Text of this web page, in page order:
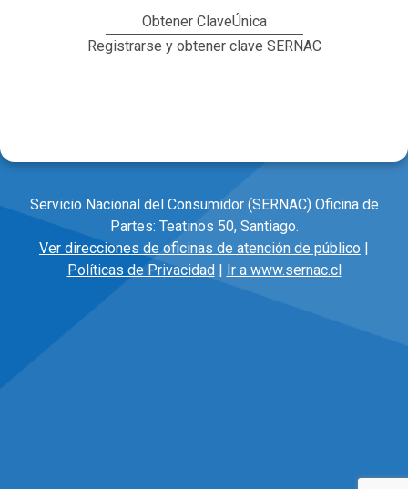
Obtener ClaveÚnica
Registrarse y obtener clave SERNAC
Servicio Nacional del Consumidor (SERNAC) Oficina de
Partes: Teatinos 50, Santiago.
Ver direcciones de oficinas de atención de público |
Políticas de Privacidad| Ir a www.sernac.cl